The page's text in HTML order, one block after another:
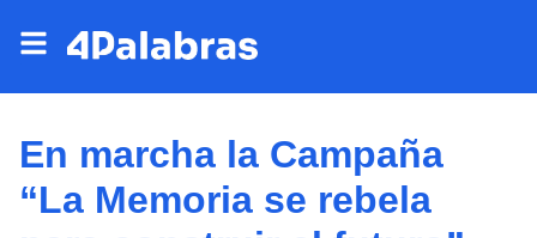
En marcha la Campaña
“La Memoria se rebela